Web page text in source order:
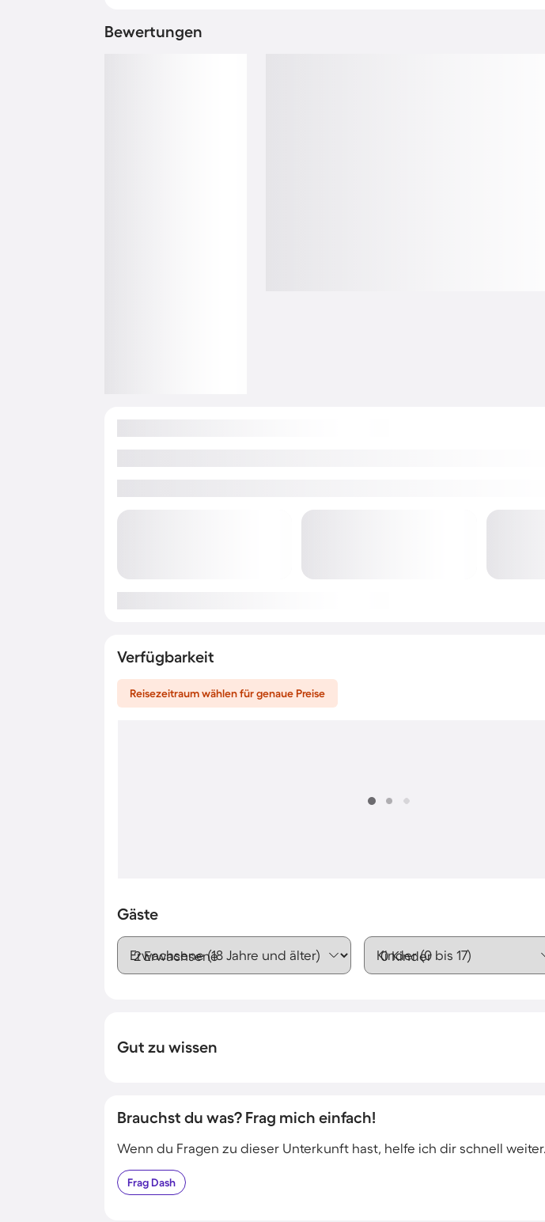
Bewertungen
Verfügbarkeit
Reisezeitraum wählen für genaue Preise
Gäste
Erwachsene (18 Jahre und älter) Kinder (0 bis 17)
Gut zu wissen
Brauchst du was? Frag mich einfach!
Wenn du Fragen zu dieser Unterkunft hast, helfe ich dir schnell weiter.
FragDash